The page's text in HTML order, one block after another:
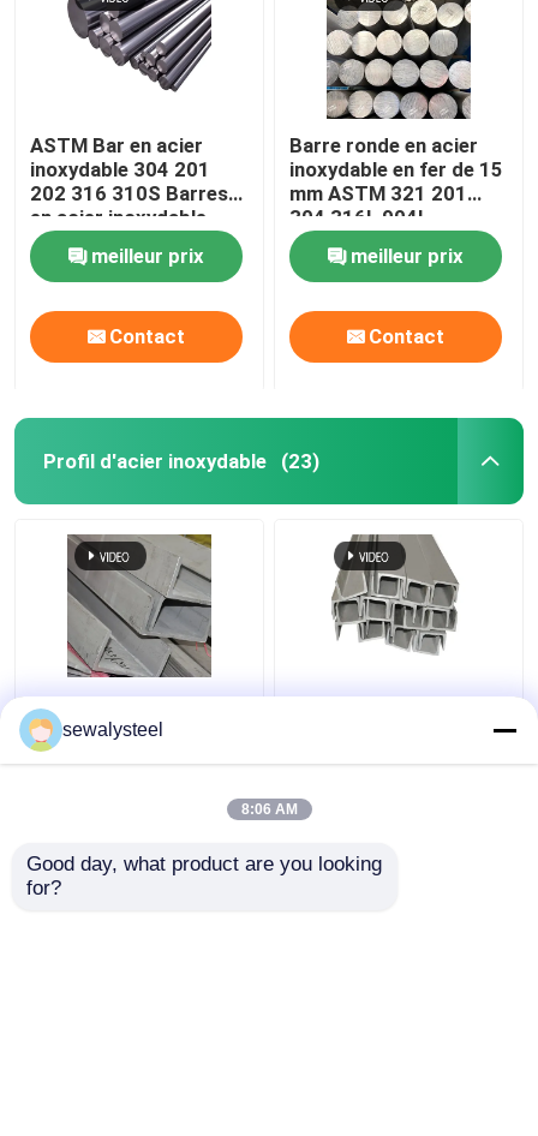
ASTM Bar en acier
inoxydable 304 201
202 316 310S Barres
en acier inoxydable
rondes et brillantes
meilleur prix
Contact
Barre ronde en acier
inoxydable en fer de 15
mm ASTM 321 201
304 316L 904l
meilleur prix
Contact
Profil d'acier inoxydable (23)
410 430 904L 409L
310s Profil en acier
inoxydable
304 304l 316 316l
sewalysteel
8:06 AM
Good day, what product are you looking
for?